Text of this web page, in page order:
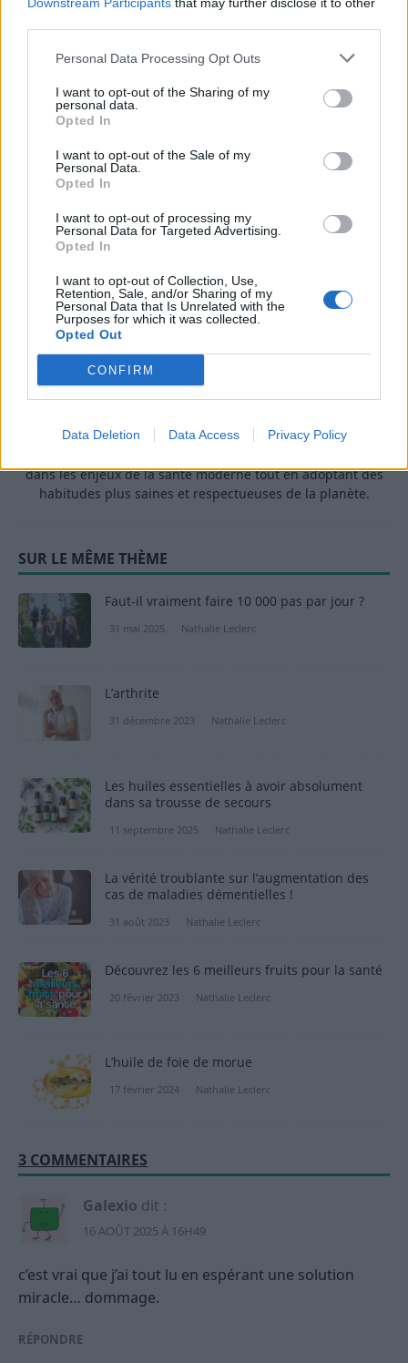
Personal Data Processing Opt Outs
I want to opt-out of the Sharing of my
personal data.
Opted In
I want to opt-out of the Sale of my
Personal Data.
Opted In
I want to opt-out of processing my
Personal Data for Targeted Advertising.
Opted In
I want to opt-out of Collection, Use,
Retention, Sale, and/or Sharing of my
Personal Data that Is Unrelated with the
Purposes for which it was collected.
Opted Out
CONFIRM
Data Deletion Data Access Privacy Policy
A propos Nathalie Leclerc
Nathalie Leclerc est une journaliste spécialisée en santé et
médecine. Mère de deux enfants, elle allie une solide
expertise journalistique à une expérience concrète de la
santé familiale et de la nutrition. Fervente adepte d’un mode
de vie sain, écologique et durable, elle s’engage depuis de
nombreuses années en faveur des produits biologiques et
des solutions de ménage respectueuses de l’environnement.
engagée, Nathalie propose des conseils pratiques, fiables et
dans les enjeux de la santé moderne tout en adoptant des
habitudes plus saines et respectueuses de la planète.
SUR LE MÊME THÈME
Faut-il vraiment faire 10 000 pas par jour ?
31 mai 2025 Nathalie Leclerc
L’arthrite
31 décembre 2023 Nathalie Leclerc
Les huiles essentielles à avoir absolument
dans sa trousse de secours
11 septembre 2025 Nathalie Leclerc
La vérité troublante sur l’augmentation des
cas de maladies démentielles !
31 août 2023 Nathalie Leclerc
Découvrez les 6 meilleurs fruits pour la santé
20 février 2023 Nathalie Leclerc
L’huile de foie de morue
17 février 2024 Nathalie Leclerc
3 COMMENTAIRES
Galexio dit :
16 AOÛT 2025 À 16H49
c’est vrai que j’ai tout lu en espérant une solution
miracle… dommage.
RÉPONDRE